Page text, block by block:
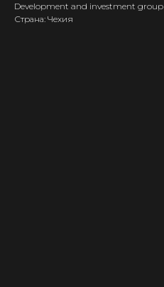
Development and investment group
Страна: Чехия